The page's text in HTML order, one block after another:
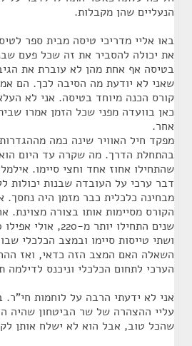
הנעליים שהן מקבלות.
באו אליי מדריכי טיסה מבית ספר
את יכולה להסביר את זה שכל פעם
בטיסה אף אחת מהן לא עוברת את
שאני לא יודעת מה הסיבה לכך. הם
קורס הכנה מיוחד בטיסה. אני לא
כאן בוועדה מפני שכל הזמן אמרו
אחר.
מפקד חיל האוויר שינה כמה
בהתחלת הדרך. מה שקרה עד היום
שהתחילו אחוז אחד וחצי סיימו.
דבר ערכי על העובדה שבנות יכולות
מבחינה כלכלית כבר מזמן היה נחסך.
הקורס מסיימות אותו בצורה מצוינת.
ושתי טייסות סיימו ובמצב הכלכלי
השאלה האם המצב הזה כדאי, ואז
הערכי לתחום הכלכלי וניכנס
אני לא ידעתי הרבה על לוחמות חי"ר.
עליי ההצהרה של שר הביטחון שהיה
שהכל טוב, אבל הוא לא ישלח אותן